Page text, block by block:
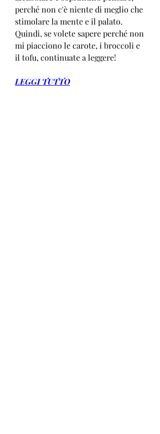
perché non c'è niente di meglio che
stimolare la mente e il palato.
Quindi, se volete sapere perché non
mi piacciono le carote, i broccoli e
il tofu, continuate a leggere!
LEGGI TUTTO